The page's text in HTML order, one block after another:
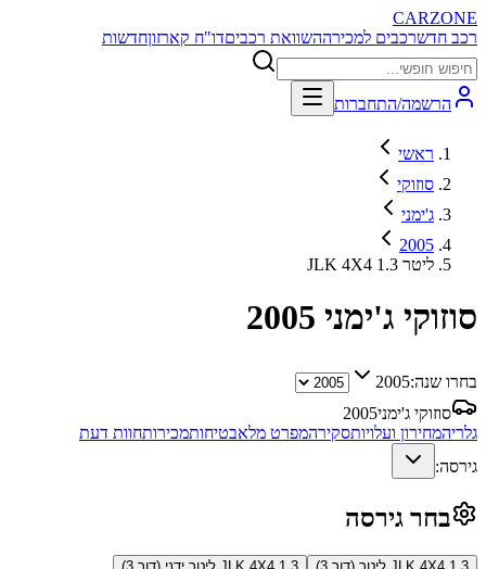
CARZONE
רכב חדשרכבים למכירההשוואת רכביםדו"ח קארזוןחדשות
הרשמה/התחברות
ראשי
סוזוקי
ג'ימני
2005
JLK 4X4 1.3 ליטר
סוזוקי ג'ימני 2005
בחרו שנה:2005
סוזוקי ג'ימני2005
גלריהמחירון ועלויותסקירהמפרט מלאבטיחותמכירותחוות דעת
גירסה:
בחר גירסה